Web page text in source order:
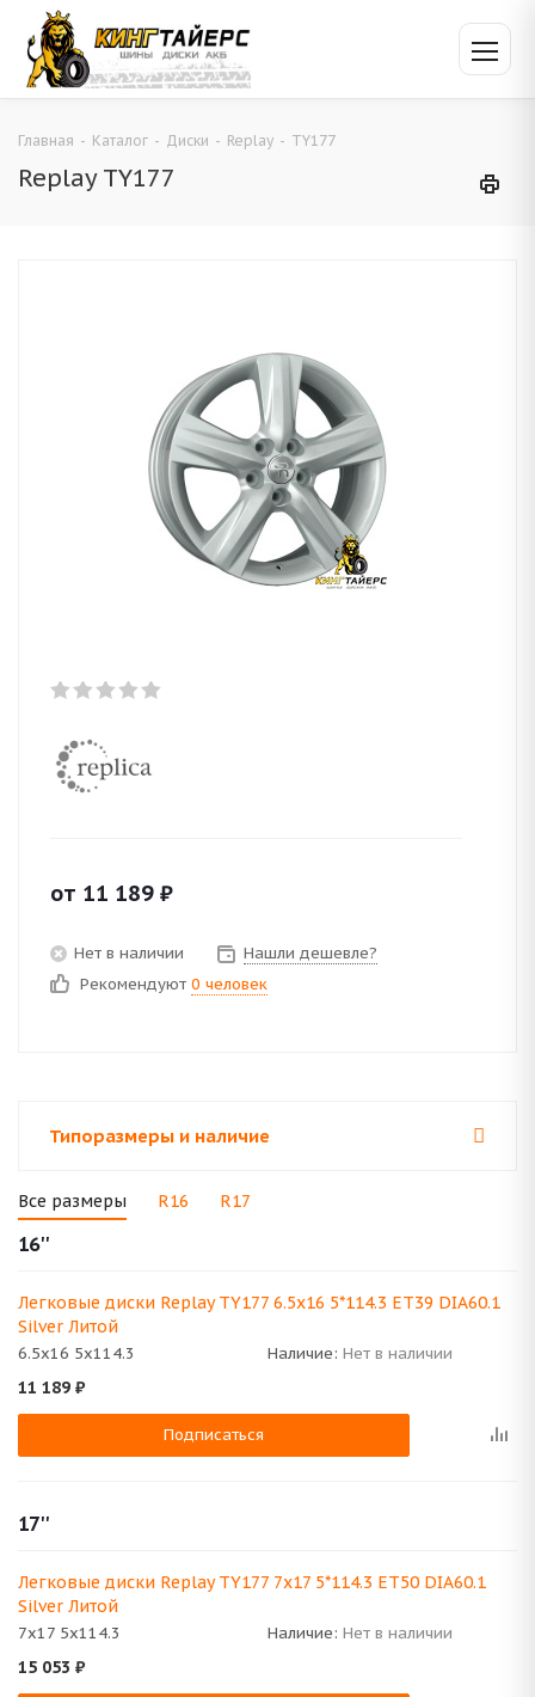
Главная - Каталог - Диски - Replay - TY177
Replay TY177
от 11 189 ₽
Нет в наличии
Нашли дешевле?
Рекомендуют 0 человек
Типоразмеры и наличие
Все размеры R16 R17
16''
Легковые диски Replay TY177 6.5x16 5*114.3 ET39 DIA60.1
Silver Литой
6.5x16 5x114.3 Наличие: Нет в наличии
11 189 ₽
Подписаться
17''
Легковые диски Replay TY177 7x17 5*114.3 ET50 DIA60.1
Silver Литой
7x17 5x114.3 Наличие: Нет в наличии
15 053 ₽